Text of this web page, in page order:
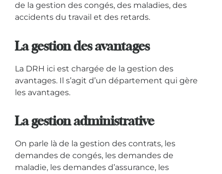
de la gestion des congés, des maladies, des
accidents du travail et des retards.
La gestion des avantages
La DRH ici est chargée de la gestion des
avantages. Il s’agit d’un département qui gère
les avantages.
La gestion administrative
On parle là de la gestion des contrats, les
demandes de congés, les demandes de
maladie, les demandes d’assurance, les